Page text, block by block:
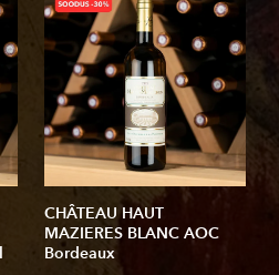
CHÂTEAU HAUT
MAZIERES BLANC AOC
Bordeaux